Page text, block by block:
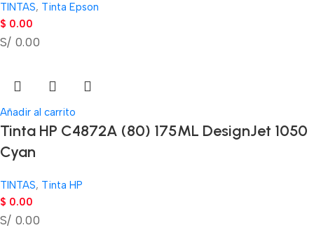
TINTAS, Tinta Epson
$ 0.00
S/ 0.00
Añadir al carrito
Tinta HP C4872A (80) 175ML DesignJet 1050
Cyan
TINTAS, Tinta HP
$ 0.00
S/ 0.00